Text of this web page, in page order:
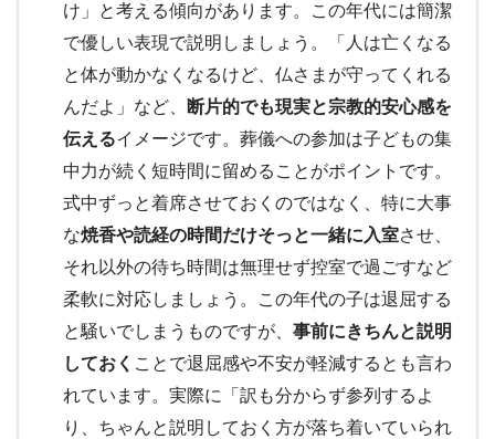
け」と考える傾向があります。この年代には簡潔
で優しい表現で説明しましょう。「人は亡くなる
と体が動かなくなるけど、仏さまが守ってくれる
んだよ」など、
断片的でも現実と宗教的安心感を
伝えるイメージです。葬儀への参加は子どもの集
中力が続く短時間に留めることがポイントです。
式中ずっと着席させておくのではなく、特に大事
な焼香や読経の時間だけそっと一緒に入室させ、
それ以外の待ち時間は無理せず控室で過ごすなど
柔軟に対応しましょう。この年代の子は退屈する
と騒いでしまうものですが、 事前にきちんと説明
しておく ことで退屈感や不安が軽減するとも言わ
れています。実際に「訳も分からず参列するよ
り、ちゃんと説明しておく方が落ち着いていられ